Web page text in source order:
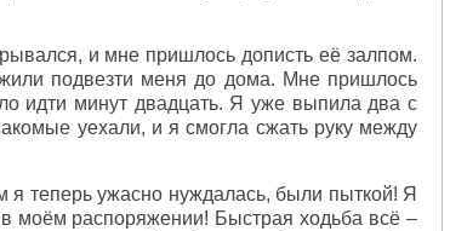
и мне пришлось дописть её залпом.
подвезти меня до дома. Мне пришлось
идти минут двадцать. Я уже выпила два с
уехали, и я смогла сжать руку между
теперь ужасно нуждалась, были пыткой! Я
моём распоряжении! Быстрая ходьба всё –